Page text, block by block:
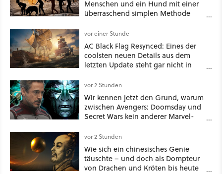
Menschen und ein Hund mit einer
überraschend simplen Methode
Spuren für die Ewigkeit
vor einer Stunde
AC Black Flag Resynced: Eines der
coolsten neuen Details aus dem
letzten Update steht gar nicht in
vor 2 Stunden
Wir kennen jetzt den Grund, warum
zwischen Avengers: Doomsday und
Secret Wars kein anderer Marvel-
vor 2 Stunden
Wie sich ein chinesisches Genie
täuschte – und doch als Dompteur
von Drachen und Kröten bis heute